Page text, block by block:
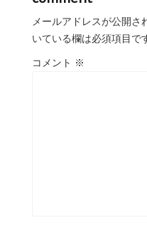
メールアドレスが公開さ
いている欄は必須項目で
コメント ※